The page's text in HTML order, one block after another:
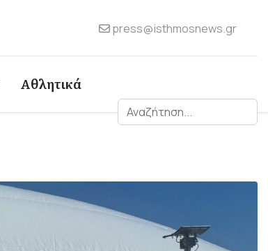
press@isthmosnews.gr
Αθλητικά
Αναζήτηση